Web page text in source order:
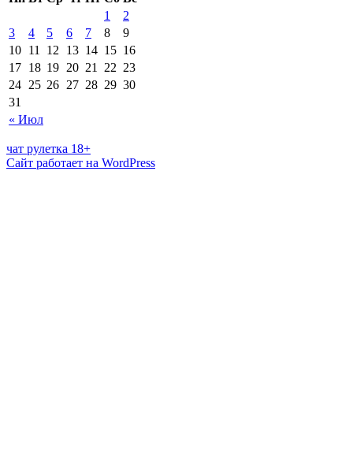
« Июл
1
2
3
4 5 6 7 8
9
10 11 12 13 14 15 16
17 18 19 20 21 22 23
24 25 26 27 28 29 30
31
чат рулетка 18+
Сайт работает на WordPress